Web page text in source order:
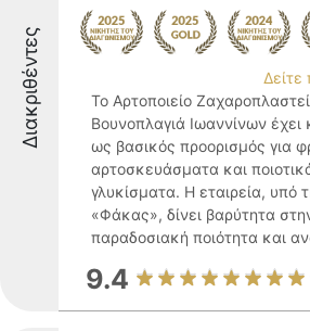
Διακριθέντες
Δείτε
Το Αρτοποιείο
Βουνοπλαγιά Ιωαννίνων έχει
ως βασικός προορισμός για
αρτοσκευάσματα και
γλυκίσματα. Η εταιρεία, υπό
«Φάκας», δίνει βαρύτητα
παραδοσιακή ποιότητα και
9.4